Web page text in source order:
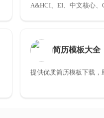
A&HCI、EI、中文核心、
简历模板大全
提供优质简历模板下载，